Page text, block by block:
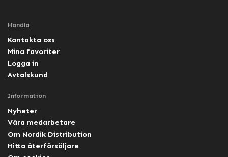
Handla
Kontakta oss
Mina favoriter
Logga in
Avtalskund
Information
Nyheter
Våra medarbetare
Om Nordik Distribution
Hitta återförsäljare